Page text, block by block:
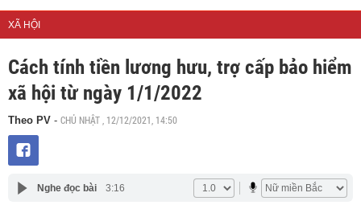
XÃ HỘI
Cách tính tiền lương hưu, trợ cấp bảo hiểm
xã hội từ ngày 1/1/2022
Theo PV - CHỦ NHẬT , 12/12/2021, 14:50
Nghe đọc bài 3:16